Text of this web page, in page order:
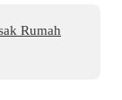
Rumah